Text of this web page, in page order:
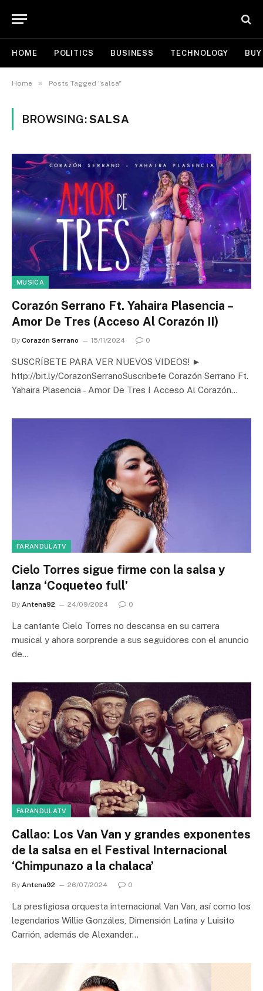
HOME POLITICS BUSINESS TECHNOLOGY
Home » Posts Tagged "salsa"
BROWSING:SALSA
MUSICA
Corazón Serrano Ft. Yahaira Plasencia –
Amor De Tres (Acceso Al Corazón II)
By Corazón Serrano 15/11/2024 0
SUSCRÍBETE PARA VER NUEVOS VIDEOS! ►
http://bit.ly/CorazonSerranoSuscribete Corazón Serrano Ft.
Yahaira Plasencia – Amor De Tres I Acceso Al Corazón…
FARANDULATV
Cielo Torres sigue firme con la salsa y
lanza ‘Coqueteo full’
By Antena92 24/09/2024 0
La cantante Cielo Torres no descansa en su carrera
musical y ahora sorprende a sus seguidores con el anuncio
de…
FARANDULATV
Callao: Los Van Van y grandes exponentes
de la salsa en el Festival Internacional
‘Chimpunazo a la chalaca’
By Antena92 26/07/2024 0
La prestigiosa orquesta internacional Van Van, así como los
legendarios Willie Gonzáles, Dimensión Latina y Luisito
Carrión, además de Alexander…